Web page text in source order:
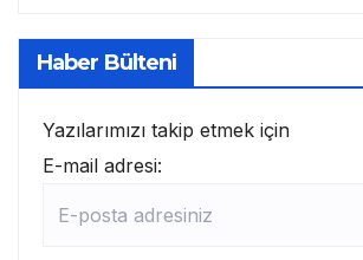
Haber Bülteni
Yazılarımızı takip etmek için
E-mail adresi: